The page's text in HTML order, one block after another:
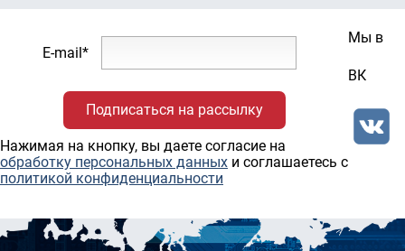
E-mail*
Нажимая на кнопку, вы даете согласие на
обработку персональных данных и соглашаетесь c
политикой конфиденциальности
Мы в
ВК